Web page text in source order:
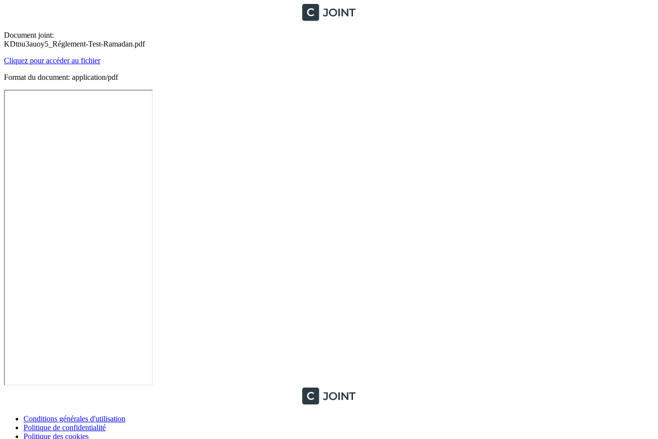
Document joint:
KDtnu3auoy5_Réglement-Test-Ramadan.pdf
Cliquez pour accéder au fichier
Format du document: application/pdf
Conditions générales d'utilisation
Politique de confidentialité
Politique des cookies